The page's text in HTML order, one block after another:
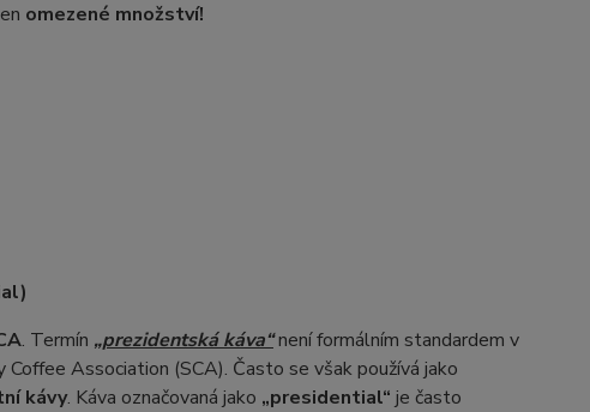
omezené množství!
. Termín „prezidentská káva“není formálním standardem v
Association (SCA). Často se však používá jako
kávy. Káva označovaná jako „presidential“ je často